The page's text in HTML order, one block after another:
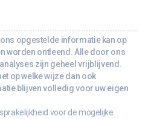
opgestelde informatie kan op
worden ontleend. Alle door ons
zijn geheel vrijblijvend.
op welke wijze dan ook
blijven volledig voor uw eigen
voor de mogelijke